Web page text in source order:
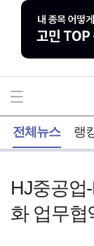
전체뉴스 랭
HJ중공업
화 업무협